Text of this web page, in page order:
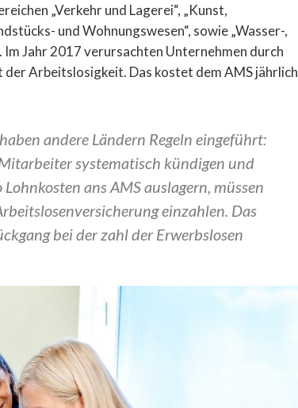
„Verkehr und Lagerei“, „Kunst,
und Wohnungswesen“, sowie „Wasser-,
Jahr 2017 verursachten Unternehmen durch
Arbeitslosigkeit. Das kostet dem AMS jährlich
andere Ländern Regeln eingeführt:
systematisch kündigen und
ans AMS auslagern, müssen
einzahlen. Das
bei der zahl der Erwerbslosen